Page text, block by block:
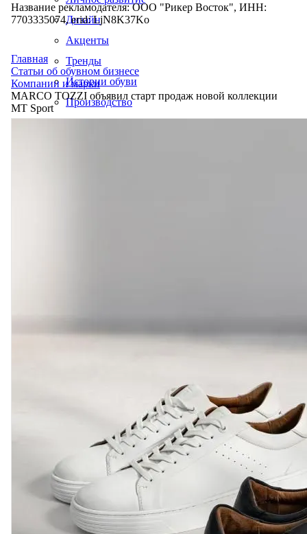
Дизайн
Акценты
Тренды
Истории обуви
Производство
Название рекламодателя: ООО "Рикер Восток", ИНН:
7703335074, erid: LjN8K37Ko
Главная
Статьи об обувном бизнесе
Компании и марки
MARCO TOZZI объявил старт продаж новой коллекции
MT Sport